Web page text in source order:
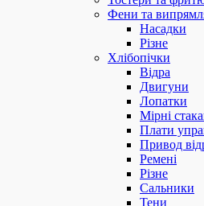
Фени та
Насадки
Різне
Хлібопічки
Відра
Двигуни
Лопатки
Мірні
Плати
Привод
Ремені
Різне
Сальники
Тени